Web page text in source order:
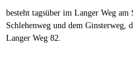
besteht tagsüber im Langer Weg am
Schlehenweg und dem Ginsterweg,
Langer Weg 82.